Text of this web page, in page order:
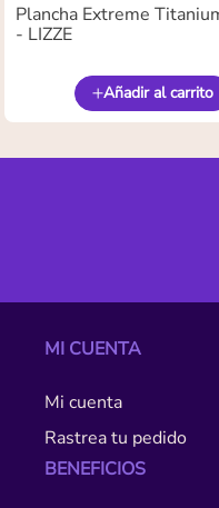
Plancha Extreme
- LIZZE
Añadir al carrito
MI CUENTA
Mi cuenta
Rastrea tu pedido
BENEFICIOS